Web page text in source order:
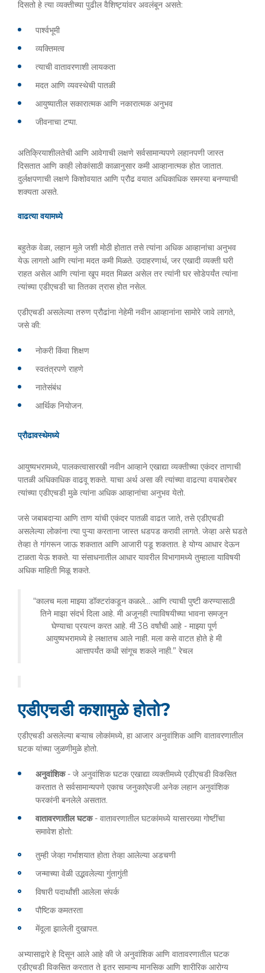
दिसतो हे त्या व्यक्तीच्या पुढील वैशिष्ट्यांवर अवलंबून असते:
पार्श्वभूमी
व्यक्तिमत्व
त्याची वातावरणाशी लायकता
मदत आणि व्यवस्थेची पातळी
आयुष्यातील सकारात्मक आणि नकारात्मक अनुभव
जीवनाचा टप्पा.
अतिक्रियाशीलतेची आणि आवेगाची लक्षणे सर्वसामान्यपणे लहानपणी जास्त
दिसतात आणि काही लोकांसाठी काळानुसार कमी आव्हानात्मक होत जातात.
दुर्लक्षपणाची लक्षणे किशोवयात आणि प्रौढ वयात अधिकाधिक समस्या बनण्याची
शक्यता असते.
वाढत्या वयामध्ये
बहुतेक वेळा, लहान मुले जशी मोठी होतात तसे त्यांना अधिक आव्हानांचा अनुभव
येऊ लागतो आणि त्यांना मदत कमी मिळते. उदाहरणार्थ, जर एखादी व्यक्ती घरी
राहत असेल आणि त्यांना खूप मदत मिळत असेल तर त्यांनी घर सोडेपर्यंत त्यांना
त्यांच्या एडीएचडी चा तितका त्रास होत नसेल.
एडीएचडी असलेल्या तरुण प्रौढांना नेहेमी नवीन आव्हानांना सामोरे जावे लागते,
जसे की:
नोकरी किंवा शिक्षण
स्वतंत्रपणे राहणे
नातेसंबंध
आर्थिक नियोजन.
प्रौढावस्थेमध्ये
आयुष्यभरामध्ये, पालकत्वासारखी नवीन आव्हाने एखाद्या व्यक्तीच्या एकंदर ताणाची
पातळी अधिकाधिक वाढवू शकते. याचा अर्थ असा की त्यांच्या वाढत्या वयाबरोबर
त्यांच्या एडीएचडी मुळे त्यांना अधिक आव्हानांचा अनुभव येतो.
जसे जबाबदाऱ्या आणि ताण यांची एकंदर पातळी वाढत जाते, तसे एडीएचडी
असलेल्या लोकांना त्या पुऱ्या करताना जास्त धडपड करावी लागते. जेव्हा असे घडते
तेव्हा ते गांगरून जाऊ शकतात आणि आजारी पडू शकतात. हे योग्य आधार देऊन
टाळता येऊ शकते. या संसाधनातील आधार यावरील विभागामध्ये तुम्हाला याविषयी
अधिक माहिती मिळू शकते.
“कालच मला माझ्या डॉक्टरांकडून कळले… आणि त्याची पुष्टी करण्यासाठी
तिने माझा संदर्भ दिला आहे. मी अजूनही त्याविषयीच्या भावना समजून
घेण्याचा प्रयत्न करत आहे. मी 38 वर्षांची आहे - माझ्या पूर्ण
आयुष्यभरामध्ये हे लक्षातच आले नाही. मला कसे वाटत होते हे मी
आत्तापर्यंत कधी सांगूच शकले नाही.” रेचल
एडीएचडी कशामुळे होतो?
एडीएचडी असलेल्या बऱ्याच लोकांमध्ये, हा आजार अनुवांशिक आणि वातावरणातील
घटक यांच्या जुळणीमुळे होतो.
अनुवांशिक- जे अनुवांशिक घटक एखाद्या व्यक्तीमध्ये एडीएचडी विकसित
करतात ते सर्वसामान्यपणे एकाच जनुकाऐवजी अनेक लहान अनुवांशिक
फरकांनी बनलेले असतात.
वातावरणातील घटक- वातावरणातील घटकांमध्ये यासारख्या गोष्टींचा
समावेश होतो:
तुम्ही जेव्हा गर्भाशयात होता तेव्हा आलेल्या अडचणी
जन्माच्या वेळी उद्भवलेल्या गुंतागुंती
विषारी पदार्थांशी आलेला संपर्क
पौष्टिक कमतरता
मेंदूला झालेली दुखापत.
अभ्यासाद्वारे हे दिसून आले आहे की जे अनुवांशिक आणि वातावरणातील घटक
एडीएचडी विकसित करतात ते इतर सामान्य मानसिक आणि शारीरिक आरोग्य